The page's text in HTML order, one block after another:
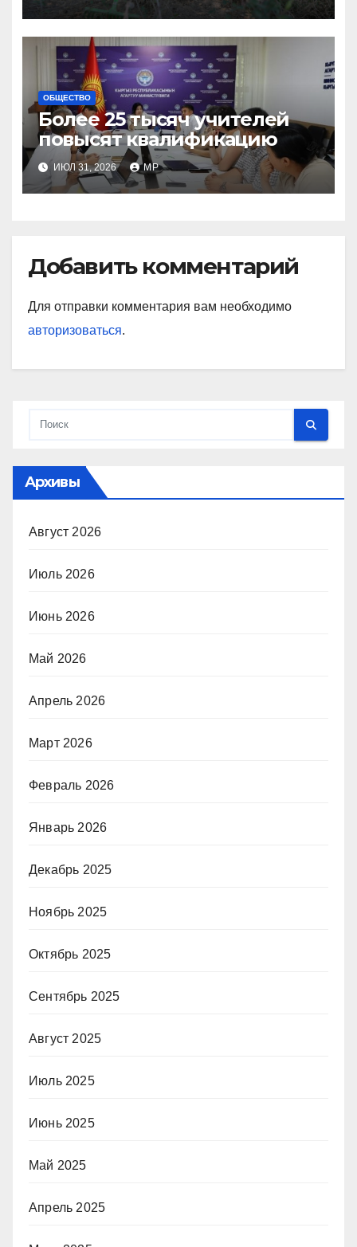
ОБЩЕСТВО
Более 25 тысяч учителей
повысят квалификацию
ИЮЛ 31, 2026 MP
Добавить комментарий
Для отправки комментария вам необходимо
авторизоваться.
Архивы
Август 2026
Июль 2026
Июнь 2026
Май 2026
Апрель 2026
Март 2026
Февраль 2026
Январь 2026
Декабрь 2025
Ноябрь 2025
Октябрь 2025
Сентябрь 2025
Август 2025
Июль 2025
Июнь 2025
Май 2025
Апрель 2025